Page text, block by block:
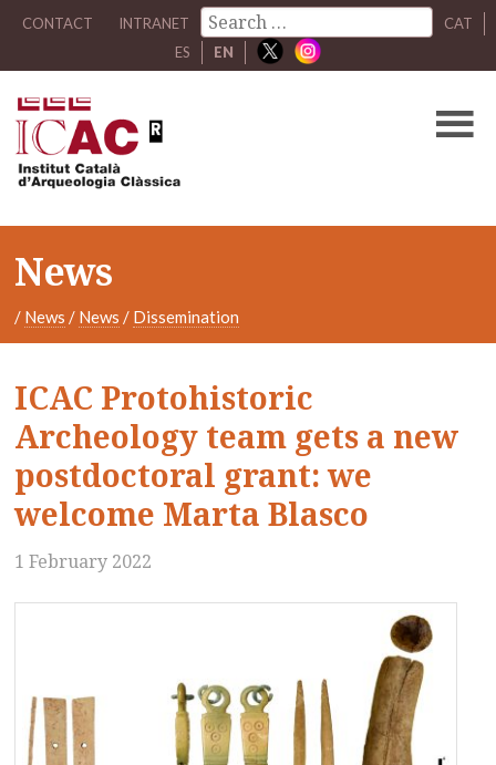
CONTACT INTRANET
CAT
ES
EN
News
/ News / News / Dissemination
ICAC Protohistoric
Archeology team gets a new
postdoctoral grant: we
welcome Marta Blasco
1 February 2022